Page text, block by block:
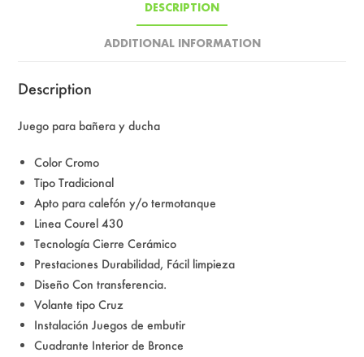
DESCRIPTION
ADDITIONAL INFORMATION
Description
Juego para bañera y ducha
Color Cromo
Tipo Tradicional
Apto para calefón y/o termotanque
Linea Courel 430
Tecnología Cierre Cerámico
Prestaciones Durabilidad, Fácil limpieza
Diseño Con transferencia.
Volante tipo Cruz
Instalación Juegos de embutir
Cuadrante Interior de Bronce